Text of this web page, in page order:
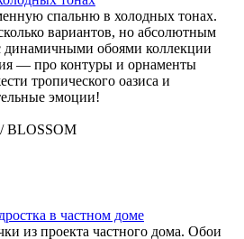
спальню в холодных тонах.
вариантов, но абсолютным
динамичными обоями коллекции
— про контуры и орнаменты
тропического оазиса и
эмоции!
в частном доме
из проекта частного дома. Обои